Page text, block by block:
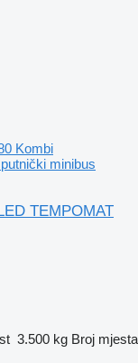
Kombi
minibus
TEMPOMAT
3.500 kg Broj mjesta